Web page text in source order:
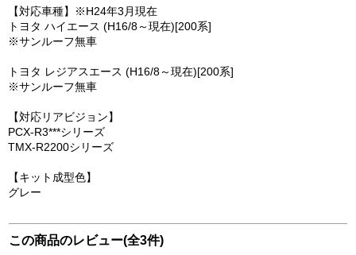
【対応車種】※H24年3月現在
トヨタ ハイエース (H16/8～現在)[200系]
※サンルーフ無車
トヨタ レジアスエース (H16/8～現在)[200系]
※サンルーフ無車
【対応リアビジョン】
PCX-R3***シリーズ
TMX-R2200シリーズ
【キット成型色】
グレー
この商品のレビュー(全3件)